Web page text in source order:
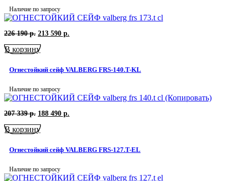
Наличие по запросу
226 190р. Первоначальная
составляла
190
р..
213 590 р.
р..
В корзину
Огнестойкий сейф VALBERG FRS-140.T-KL
Наличие по запросу
207 339р. Первоначальная
составляла
339
р..
188 490 р.
р..
В корзину
Огнестойкий сейф VALBERG FRS-127.T-EL
Наличие по запросу